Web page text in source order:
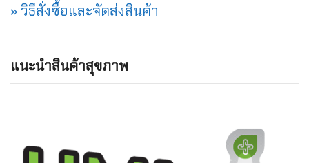
» วิธีสั่งซื้อและจัดส่งสินค้า
แนะนำสินค้าสุขภาพ